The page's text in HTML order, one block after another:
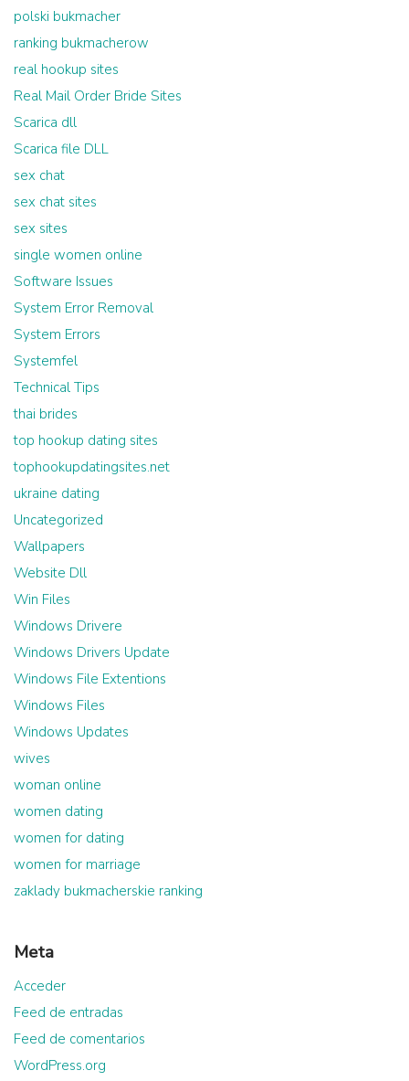
polski bukmacher
ranking bukmacherow
real hookup sites
Real Mail Order Bride Sites
Scarica dll
Scarica file DLL
sex chat
sex chat sites
sex sites
single women online
Software Issues
System Error Removal
System Errors
Systemfel
Technical Tips
thai brides
top hookup dating sites
tophookupdatingsites.net
ukraine dating
Uncategorized
Wallpapers
Website Dll
Win Files
Windows Drivere
Windows Drivers Update
Windows File Extentions
Windows Files
Windows Updates
wives
woman online
women dating
women for dating
women for marriage
zaklady bukmacherskie ranking
Meta
Acceder
Feed de entradas
Feed de comentarios
WordPress.org